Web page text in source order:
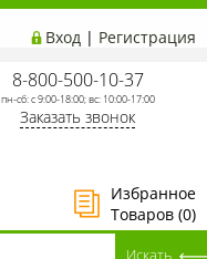
Вход | Регистрация
8-800-500-10-37
пн-сб: с 9:00-18:00; вс: 10:00-17:00
Заказать звонок
Избранное
Товаров (0)